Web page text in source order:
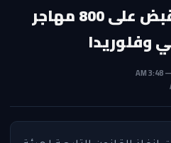
الهجرة والجمارك تقبض على 800 مهاجر
وفلوريدا